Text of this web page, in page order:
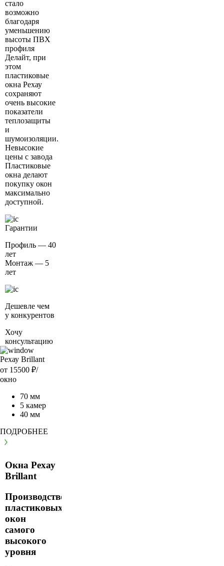
стало
возможно
благодаря
уменьшению
высоты ПВХ
профиля
Делайт, при
этом
пластиковые
окна Рехау
сохраняют
очень высокие
показатели
теплозащиты
и
шумоизоляции.
Невысокие
цены с завода
Пластиковые
окна делают
покупку окон
максимально
доступной.
Гарантии
Профиль — 40
лет
Монтаж — 5
лет
Дешевле чем
у конкурентов
Хочу
консультацию
Рехау Brillant
от 15500 ₽/
окно
70 мм
5 камер
40 мм
ПОДРОБНЕЕ
Окна Рехау
Brillant
Производство
пластиковых
окон
самого
высокого
уровня